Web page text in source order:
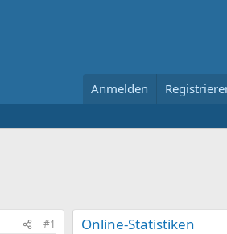
Anmelden
#1 Online-Statistiken